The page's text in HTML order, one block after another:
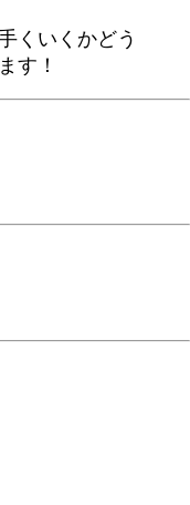
くいくかどう
す！